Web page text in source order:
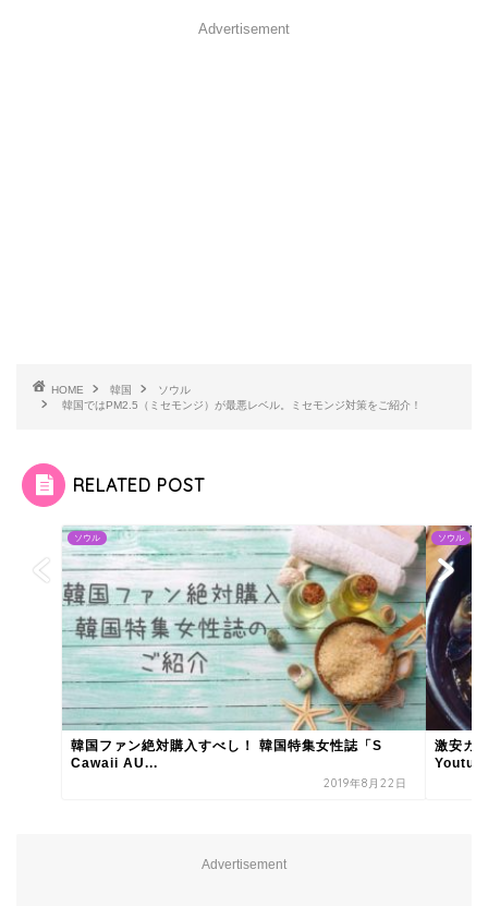
Advertisement
HOME 韓国
ソウル
韓国ではPM2.5（ミセモンジ）が最悪レベル。ミセモンジ対策をご紹介！
RELATED POST
ソウル
韓国ファン絶対購入すべし！ 韓国特集女性誌「S
Cawaii AU...
2019年8月22日
ソウル
激安カ
Advertisement